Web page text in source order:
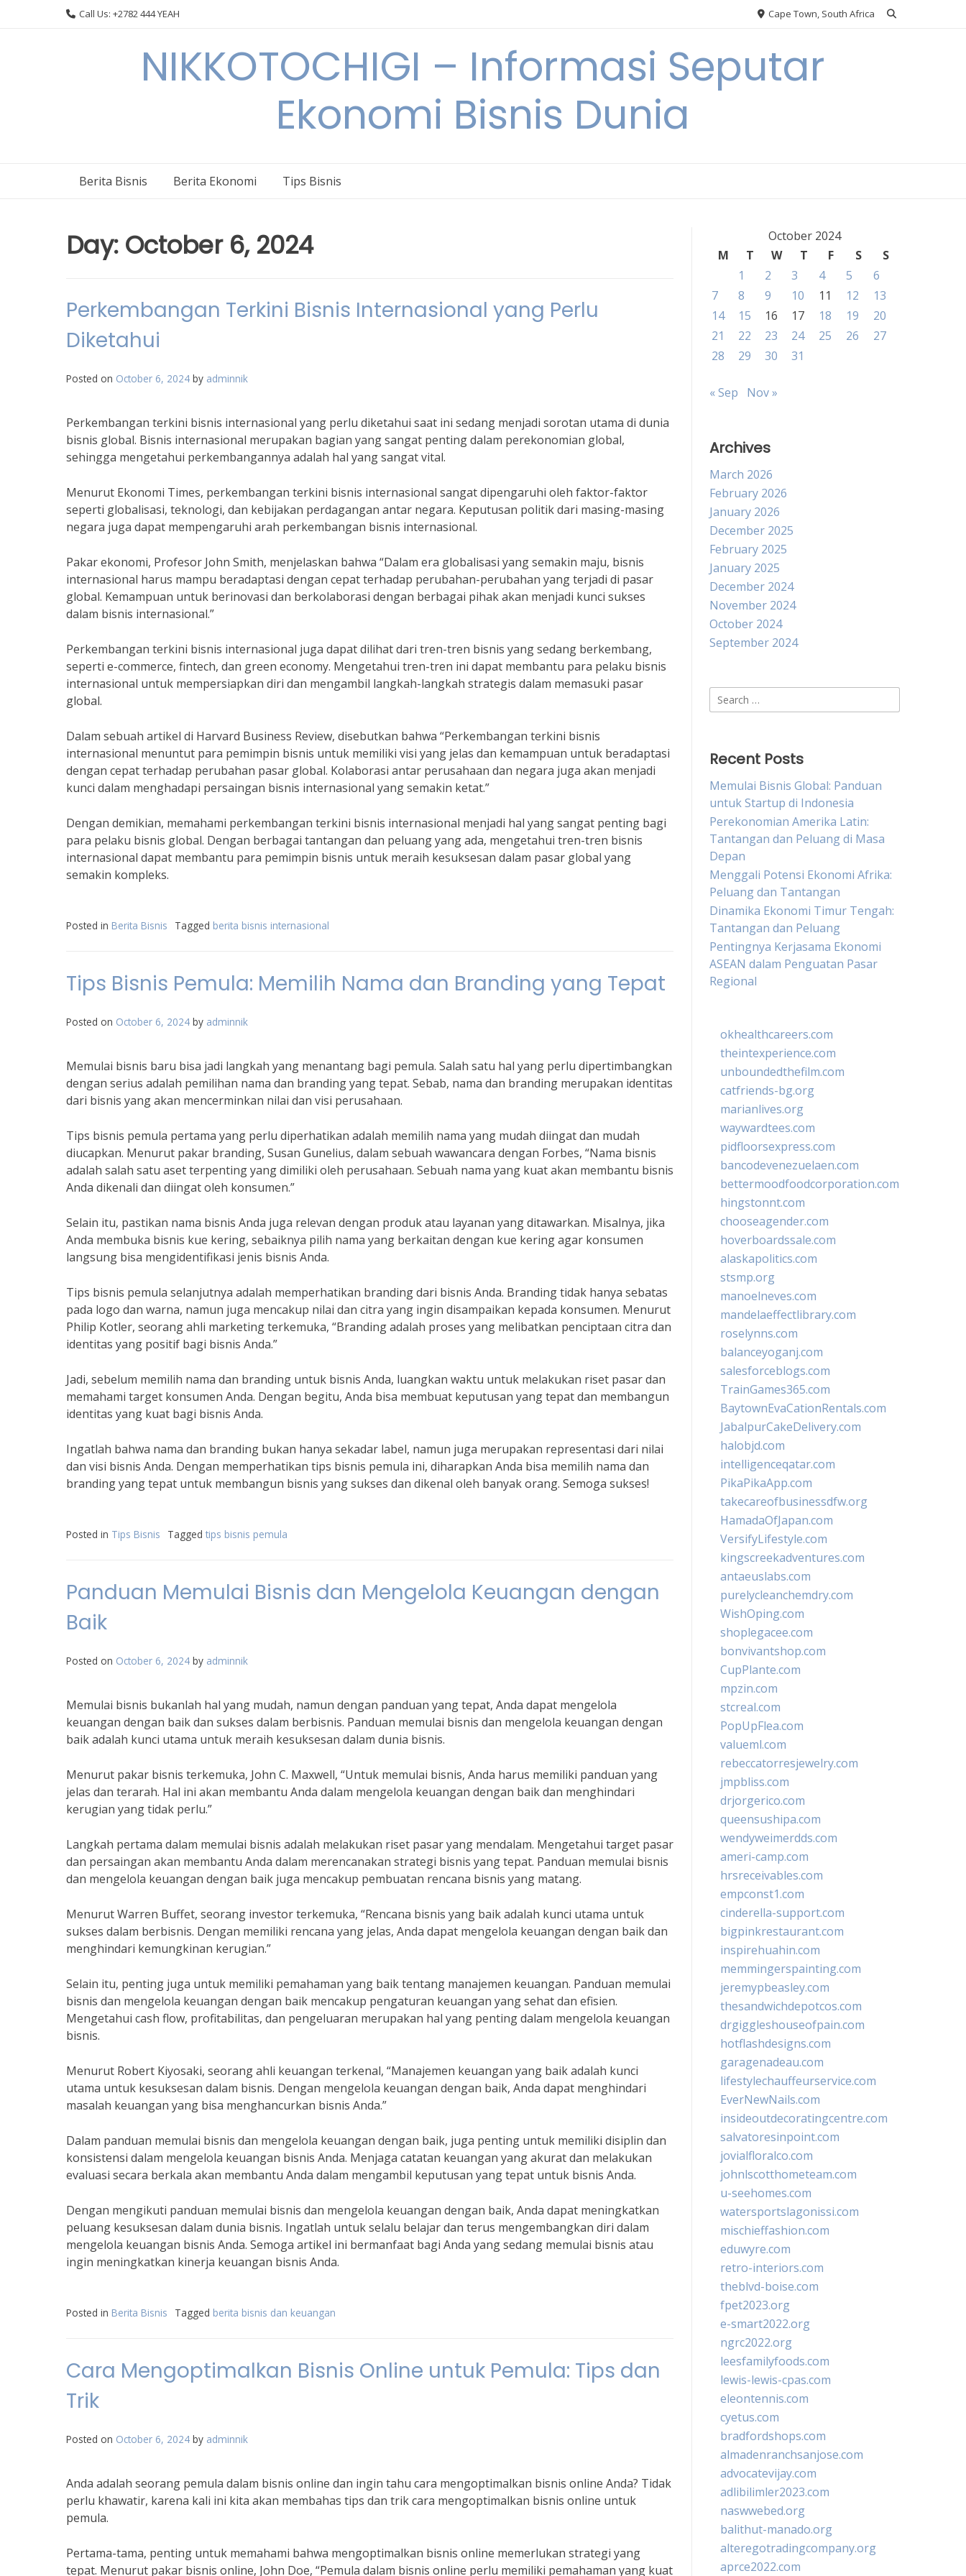
Call Us: +2782 444 YEAH Cape Town, South Africa
NIKKOTOCHIGI – Informasi Seputar
Ekonomi Bisnis Dunia
Berita Bisnis Berita Ekonomi Tips Bisnis
Day: October 6, 2024
Perkembangan Terkini Bisnis Internasional yang Perlu
Diketahui
Posted on October 6, 2024 by adminnik
Perkembangan terkini bisnis internasional yang perlu diketahui saat ini sedang menjadi sorotan utama di dunia
bisnis global. Bisnis internasional merupakan bagian yang sangat penting dalam perekonomian global,
sehingga mengetahui perkembangannya adalah hal yang sangat vital.
Menurut Ekonomi Times, perkembangan terkini bisnis internasional sangat dipengaruhi oleh faktor-faktor
seperti globalisasi, teknologi, dan kebijakan perdagangan antar negara. Keputusan politik dari masing-masing
negara juga dapat mempengaruhi arah perkembangan bisnis internasional.
Pakar ekonomi, Profesor John Smith, menjelaskan bahwa “Dalam era globalisasi yang semakin maju, bisnis
internasional harus mampu beradaptasi dengan cepat terhadap perubahan-perubahan yang terjadi di pasar
global. Kemampuan untuk berinovasi dan berkolaborasi dengan berbagai pihak akan menjadi kunci sukses
dalam bisnis internasional.”
Perkembangan terkini bisnis internasional juga dapat dilihat dari tren-tren bisnis yang sedang berkembang,
seperti e-commerce, fintech, dan green economy. Mengetahui tren-tren ini dapat membantu para pelaku bisnis
internasional untuk mempersiapkan diri dan mengambil langkah-langkah strategis dalam memasuki pasar
global.
Dalam sebuah artikel di Harvard Business Review, disebutkan bahwa “Perkembangan terkini bisnis
internasional menuntut para pemimpin bisnis untuk memiliki visi yang jelas dan kemampuan untuk beradaptasi
dengan cepat terhadap perubahan pasar global. Kolaborasi antar perusahaan dan negara juga akan menjadi
kunci dalam menghadapi persaingan bisnis internasional yang semakin ketat.”
Dengan demikian, memahami perkembangan terkini bisnis internasional menjadi hal yang sangat penting bagi
para pelaku bisnis global. Dengan berbagai tantangan dan peluang yang ada, mengetahui tren-tren bisnis
internasional dapat membantu para pemimpin bisnis untuk meraih kesuksesan dalam pasar global yang
semakin kompleks.
Posted in Berita Bisnis Tagged berita bisnis internasional
Tips Bisnis Pemula: Memilih Nama dan Branding yang Tepat
Posted on October 6, 2024 by adminnik
Memulai bisnis baru bisa jadi langkah yang menantang bagi pemula. Salah satu hal yang perlu dipertimbangkan
dengan serius adalah pemilihan nama dan branding yang tepat. Sebab, nama dan branding merupakan identitas
dari bisnis yang akan mencerminkan nilai dan visi perusahaan.
Tips bisnis pemula pertama yang perlu diperhatikan adalah memilih nama yang mudah diingat dan mudah
diucapkan. Menurut pakar branding, Susan Gunelius, dalam sebuah wawancara dengan Forbes, “Nama bisnis
adalah salah satu aset terpenting yang dimiliki oleh perusahaan. Sebuah nama yang kuat akan membantu bisnis
Anda dikenali dan diingat oleh konsumen.”
Selain itu, pastikan nama bisnis Anda juga relevan dengan produk atau layanan yang ditawarkan. Misalnya, jika
Anda membuka bisnis kue kering, sebaiknya pilih nama yang berkaitan dengan kue kering agar konsumen
langsung bisa mengidentifikasi jenis bisnis Anda.
Tips bisnis pemula selanjutnya adalah memperhatikan branding dari bisnis Anda. Branding tidak hanya sebatas
pada logo dan warna, namun juga mencakup nilai dan citra yang ingin disampaikan kepada konsumen. Menurut
Philip Kotler, seorang ahli marketing terkemuka, “Branding adalah proses yang melibatkan penciptaan citra dan
identitas yang positif bagi bisnis Anda.”
Jadi, sebelum memilih nama dan branding untuk bisnis Anda, luangkan waktu untuk melakukan riset pasar dan
memahami target konsumen Anda. Dengan begitu, Anda bisa membuat keputusan yang tepat dan membangun
identitas yang kuat bagi bisnis Anda.
Ingatlah bahwa nama dan branding bukan hanya sekadar label, namun juga merupakan representasi dari nilai
dan visi bisnis Anda. Dengan memperhatikan tips bisnis pemula ini, diharapkan Anda bisa memilih nama dan
branding yang tepat untuk membangun bisnis yang sukses dan dikenal oleh banyak orang. Semoga sukses!
Posted in Tips Bisnis Tagged tips bisnis pemula
Panduan Memulai Bisnis dan Mengelola Keuangan dengan
Baik
Posted on October 6, 2024 by adminnik
Memulai bisnis bukanlah hal yang mudah, namun dengan panduan yang tepat, Anda dapat mengelola
keuangan dengan baik dan sukses dalam berbisnis. Panduan memulai bisnis dan mengelola keuangan dengan
baik adalah kunci utama untuk meraih kesuksesan dalam dunia bisnis.
Menurut pakar bisnis terkemuka, John C. Maxwell, “Untuk memulai bisnis, Anda harus memiliki panduan yang
jelas dan terarah. Hal ini akan membantu Anda dalam mengelola keuangan dengan baik dan menghindari
kerugian yang tidak perlu.”
Langkah pertama dalam memulai bisnis adalah melakukan riset pasar yang mendalam. Mengetahui target pasar
dan persaingan akan membantu Anda dalam merencanakan strategi bisnis yang tepat. Panduan memulai bisnis
dan mengelola keuangan dengan baik juga mencakup pembuatan rencana bisnis yang matang.
Menurut Warren Buffet, seorang investor terkemuka, “Rencana bisnis yang baik adalah kunci utama untuk
sukses dalam berbisnis. Dengan memiliki rencana yang jelas, Anda dapat mengelola keuangan dengan baik dan
menghindari kemungkinan kerugian.”
Selain itu, penting juga untuk memiliki pemahaman yang baik tentang manajemen keuangan. Panduan memulai
bisnis dan mengelola keuangan dengan baik mencakup pengaturan keuangan yang sehat dan efisien.
Mengetahui cash flow, profitabilitas, dan pengeluaran merupakan hal yang penting dalam mengelola keuangan
bisnis.
Menurut Robert Kiyosaki, seorang ahli keuangan terkenal, “Manajemen keuangan yang baik adalah kunci
utama untuk kesuksesan dalam bisnis. Dengan mengelola keuangan dengan baik, Anda dapat menghindari
masalah keuangan yang bisa menghancurkan bisnis Anda.”
Dalam panduan memulai bisnis dan mengelola keuangan dengan baik, juga penting untuk memiliki disiplin dan
konsistensi dalam mengelola keuangan bisnis Anda. Menjaga catatan keuangan yang akurat dan melakukan
evaluasi secara berkala akan membantu Anda dalam mengambil keputusan yang tepat untuk bisnis Anda.
Dengan mengikuti panduan memulai bisnis dan mengelola keuangan dengan baik, Anda dapat meningkatkan
peluang kesuksesan dalam dunia bisnis. Ingatlah untuk selalu belajar dan terus mengembangkan diri dalam
mengelola keuangan bisnis Anda. Semoga artikel ini bermanfaat bagi Anda yang sedang memulai bisnis atau
ingin meningkatkan kinerja keuangan bisnis Anda.
Posted in Berita Bisnis Tagged berita bisnis dan keuangan
Cara Mengoptimalkan Bisnis Online untuk Pemula: Tips dan
Trik
Posted on October 6, 2024 by adminnik
Anda adalah seorang pemula dalam bisnis online dan ingin tahu cara mengoptimalkan bisnis online Anda? Tidak
perlu khawatir, karena kali ini kita akan membahas tips dan trik cara mengoptimalkan bisnis online untuk
pemula.
Pertama-tama, penting untuk memahami bahwa mengoptimalkan bisnis online memerlukan strategi yang
tepat. Menurut pakar bisnis online, John Doe, “Pemula dalam bisnis online perlu memiliki pemahaman yang kuat
October 2024
M
T W T F S
S
1
2 3 4 5
6
7
8 9 10 11 12
13
14
15 16 17 18 19
20
21
22 23 24 25 26
27
28
29 30 31
« Sep Nov »
Archives
March 2026
February 2026
January 2026
December 2025
February 2025
January 2025
December 2024
November 2024
October 2024
September 2024
Search
for:
Recent Posts
Memulai Bisnis Global: Panduan
untuk Startup di Indonesia
Perekonomian Amerika Latin:
Tantangan dan Peluang di Masa
Depan
Menggali Potensi Ekonomi Afrika:
Peluang dan Tantangan
Dinamika Ekonomi Timur Tengah:
Tantangan dan Peluang
Pentingnya Kerjasama Ekonomi
ASEAN dalam Penguatan Pasar
Regional
okhealthcareers.com
theintexperience.com
unboundedthefilm.com
catfriends-bg.org
marianlives.org
waywardtees.com
pidfloorsexpress.com
bancodevenezuelaen.com
bettermoodfoodcorporation.com
hingstonnt.com
chooseagender.com
hoverboardssale.com
alaskapolitics.com
stsmp.org
manoelneves.com
mandelaeffectlibrary.com
roselynns.com
balanceyoganj.com
salesforceblogs.com
TrainGames365.com
BaytownEvaCationRentals.com
JabalpurCakeDelivery.com
halobjd.com
intelligenceqatar.com
PikaPikaApp.com
takecareofbusinessdfw.org
HamadaOfJapan.com
VersifyLifestyle.com
kingscreekadventures.com
antaeuslabs.com
purelycleanchemdry.com
WishOping.com
shoplegacee.com
bonvivantshop.com
CupPlante.com
mpzin.com
stcreal.com
PopUpFlea.com
valueml.com
rebeccatorresjewelry.com
jmpbliss.com
drjorgerico.com
queensushipa.com
wendyweimerdds.com
ameri-camp.com
hrsreceivables.com
empconst1.com
cinderella-support.com
bigpinkrestaurant.com
inspirehuahin.com
memmingerspainting.com
jeremypbeasley.com
thesandwichdepotcos.com
drgiggleshouseofpain.com
hotflashdesigns.com
garagenadeau.com
lifestylechauffeurservice.com
EverNewNails.com
insideoutdecoratingcentre.com
salvatoresinpoint.com
jovialfloralco.com
johnlscotthometeam.com
u-seehomes.com
watersportslagonissi.com
mischieffashion.com
eduwyre.com
retro-interiors.com
theblvd-boise.com
fpet2023.org
e-smart2022.org
ngrc2022.org
leesfamilyfoods.com
lewis-lewis-cpas.com
eleontennis.com
cyetus.com
bradfordshops.com
almadenranchsanjose.com
advocatevijay.com
adlibilimler2023.com
naswwebed.org
balithut-manado.org
alteregotradingcompany.org
aprce2022.com